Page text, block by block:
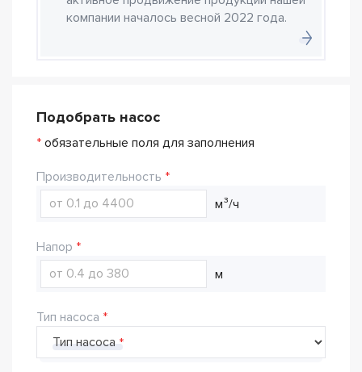
компании началось весной 2022 года.
Подобрать насос
* обязательные поля для заполнения
Производительность
м³/ч
Напор
м
Тип насоса
Тип насоса